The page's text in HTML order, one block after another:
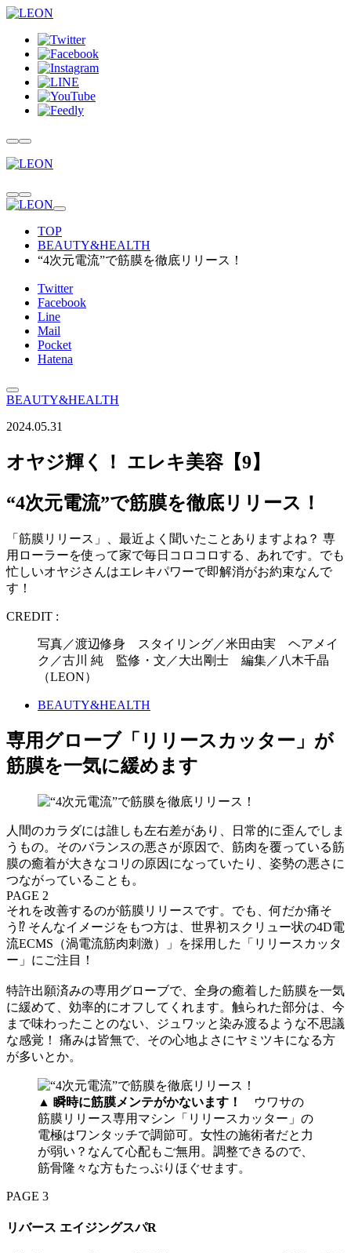
TOP
BEAUTY&HEALTH
“4次元電流”で筋膜を徹底リリース！
Twitter
Facebook
Line
Mail
Pocket
Hatena
BEAUTY&HEALTH
2024.05.31
オヤジ輝く！ エレキ美容【9】
“4次元電流”で筋膜を徹底リリース！
「筋膜リリース」、最近よく聞いたことありますよね？ 専
用ローラーを使って家で毎日コロコロする、あれです。でも
忙しいオヤジさんはエレキパワーで即解消がお約束なんで
す！
CREDIT :
写真／渡辺修身 スタイリング／米田由実 ヘアメイ
ク／古川 純 監修・文／大出剛士 編集／八木千晶
（LEON）
BEAUTY&HEALTH
専用グローブ「リリースカッター」が
筋膜を一気に緩めます
人間のカラダには誰しも左右差があり、日常的に歪んでしま
うもの。そのバランスの悪さが原因で、筋肉を覆っている筋
膜の癒着が大きなコリの原因になっていたり、姿勢の悪さに
つながっていることも。
PAGE 2
それを改善するのが筋膜リリースです。でも、何だか痛そ
う⁉ そんなイメージをもつ方は、世界初スクリュー状の4D電
流ECMS（渦電流筋肉刺激）」を採用した「リリースカッタ
ー」にご注目！
特許出願済みの専用グローブで、全身の癒着した筋膜を一気
に緩めて、効率的にオフしてくれます。触られた部分は、今
まで味わったことのない、ジュワッと染み渡るような不思議
な感覚！ 痛みは皆無で、その心地よさにヤミツキになる方
が多いとか。
▲ 瞬時に筋膜メンテがかないます！
ウワサの
筋膜リリース専用マシン「リリースカッター」の
電極はワンタッチで調節可。女性の施術者だと力
が弱い？なんて心配もご無用。調整できるので、
筋骨隆々な方もたっぷりほぐせます。
PAGE 3
リバース エイジングスパR